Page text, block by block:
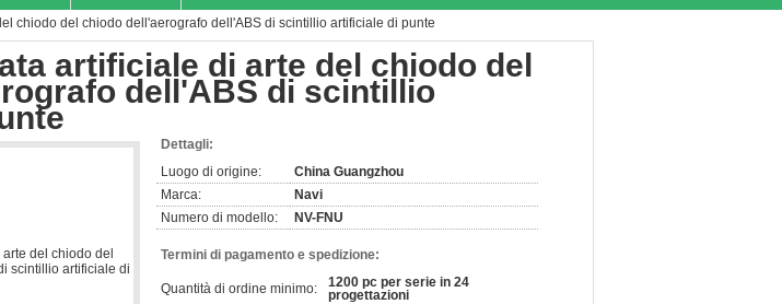
chiodo del chiodo dell'aerografo dell'ABS di scintillio artificiale di punte
artificiale di arte del chiodo del
dell'ABS di scintillio
Dettagli:
Luogo di origine:
China Guangzhou
Marca:
Navi
Numero di modello:
NV-FNU
Termini di pagamento e spedizione:
Quantità di ordine minimo:
1200 pc per serie in 24
progettazioni